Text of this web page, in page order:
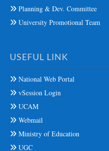
Planning & Dev. Committee
University Promotional Team
USEFUL LINK
National Web Portal
vSession Login
UCAM
Webmail
Ministry of Education
UGC